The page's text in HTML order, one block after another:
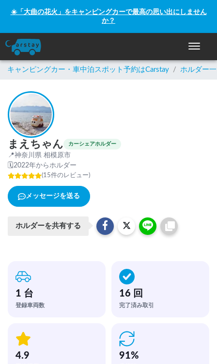
☀️「大曲の花火」をキャンピングカーで最高の思い出にしません
か？
ナビゲ
キャンピングカー・車中泊スポット予約はCarstay / ホルダー
まえちゃん カーシェアホルダー
📍神奈川県 相模原市
🗓2022年からホルダー
(15件のレビュー)
メッセージを送る
ホルダーを共有する
1 台
登録車両数
16 回
完了済み取引
4.9 91%